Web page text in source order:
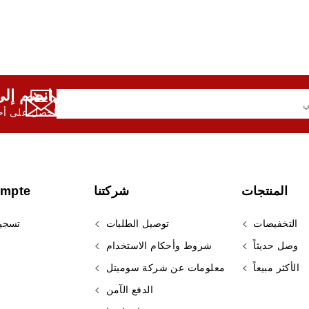
انضم إلى النشرة الإخبارية لدينا,
احصل على
المنتجات
التخفيضات
وصل حديثاً
الأكثر مبيعاً
شركتنا
توصيل الطلبات
شروط وأحكام الاستخدام
معلومات عن شركة سوميتل
الدفع الآمن